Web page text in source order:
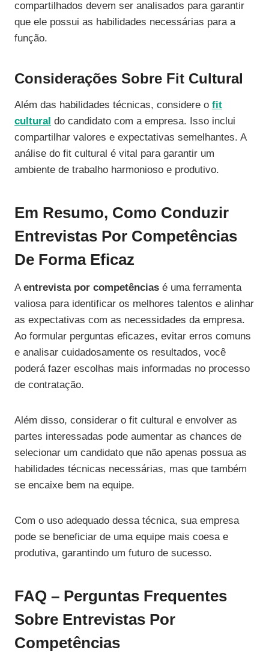
compartilhados devem ser analisados para garantir
que ele possui as habilidades necessárias para a
função.
Considerações Sobre Fit Cultural
Além das habilidades técnicas, considere o fit
cultural do candidato com a empresa. Isso inclui
compartilhar valores e expectativas semelhantes. A
análise do fit cultural é vital para garantir um
ambiente de trabalho harmonioso e produtivo.
Em Resumo, Como Conduzir
Entrevistas Por Competências
De Forma Eficaz
Aentrevista por competências é uma ferramenta
valiosa para identificar os melhores talentos e alinhar
as expectativas com as necessidades da empresa.
Ao formular perguntas eficazes, evitar erros comuns
e analisar cuidadosamente os resultados, você
poderá fazer escolhas mais informadas no processo
de contratação.
Além disso, considerar o fit cultural e envolver as
partes interessadas pode aumentar as chances de
selecionar um candidato que não apenas possua as
habilidades técnicas necessárias, mas que também
se encaixe bem na equipe.
Com o uso adequado dessa técnica, sua empresa
pode se beneficiar de uma equipe mais coesa e
produtiva, garantindo um futuro de sucesso.
FAQ – Perguntas Frequentes
Sobre Entrevistas Por
Competências